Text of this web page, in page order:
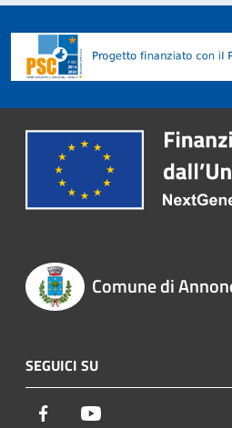
Comune di
SEGUICI SU
Facebook